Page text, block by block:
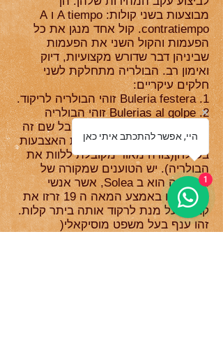
מבוצעות בשני קולות: A tiempo ו A
contratiempo. קול אחד מנגן את כל
הפעמות והקול השני את הפעמות
שביניהן דבר שדורש מקצועיות, דיוק
ואימון רב. הבולריה מתחלקת לשני
חלקים עיקריים:
1. Buleria festera זוהי הבולריה לריקוד.
2. Bulerias al golpe זוהי הבולריה
לשירה(Golpe=מכה) אשר קיבל שם זה
עקב הליווי הקצבי של נקישות האצבעות
בשולחן(צורה מאוד מקובלת ללוות את
הבולריה). יש הטוענים שמקורה של
הבולריה הוא ב Solea, אשר אנשי
הפלמנקו באמצע המאה ה 19 זרזו את
קצבה על מנת לרקוד אותה ביתר קלות.
זהו ענף בעל משפט מוסיקאלי(
היי, אפשר להתכתב איתי כאן
1